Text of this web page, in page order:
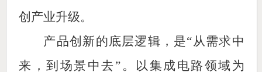
创产业升级。
产品创新的底层逻辑，是“从需求中
来，到场景中去”。以集成电路领域为